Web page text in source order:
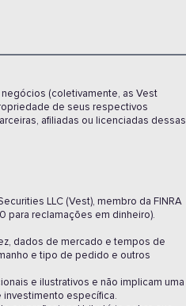
negócios (coletivamente, as Vest
de seus respectivos
afiliadas ou licenciadas dessas
LLC (Vest), membro da FINRA
para reclamações em dinheiro).
dados de mercado e tempos de
e tipo de pedido e outros
e ilustrativos e não implicam uma
investimento específica.